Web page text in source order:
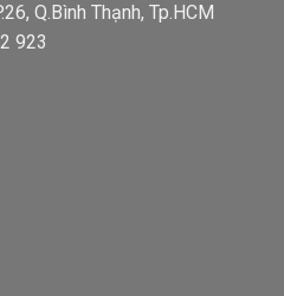
Q.Bình Thạnh, Tp.HCM
923